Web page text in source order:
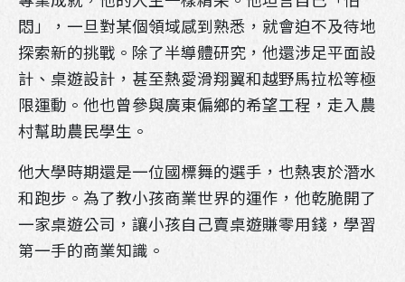
悶」，一旦對某個領域感到熟悉，就會迫不及待地
探索新的挑戰。除了半導體研究，他還涉足平面設
計、桌遊設計，甚至熱愛滑翔翼和越野馬拉松等極
限運動。他也曾參與廣東偏鄉的希望工程，走入農
村幫助農民學生。
他大學時期還是一位國標舞的選手，也熱衷於潛水
和跑步。為了教小孩商業世界的運作，他乾脆開了
一家桌遊公司，讓小孩自己賣桌遊賺零用錢，學習
第一手的商業知識。